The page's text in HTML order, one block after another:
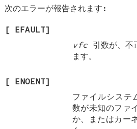
次のエラーが報告されます:
[ EFAULT]
vfc引数が、不
ます。
[ ENOENT]
ファイルシステ
数が未知のファ
か、またはカー